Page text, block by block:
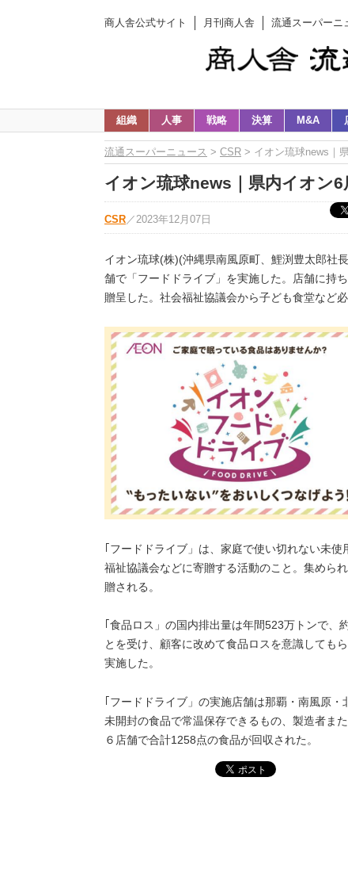
商人舎公式サイト 月刊商人舎 流通スーパーニ
組織 人事 戦略 決算 M&A
流通スーパーニュース > CSR > イオン琉球news｜
イオン琉球news｜県内イオン
CSR ／ 2023年12月07日
イオン琉球(株)(沖縄県南風原町、鯉渕豊太郎社
舗で「フードドライブ」を実施した。店舗に持
贈呈した。社会福祉協議会から子ども食堂など
｢フードドライブ」は、家庭で使い切れない未
福祉協議会などに寄贈する活動のこと。集めら
贈される。
｢食品ロス」の国内排出量は年間523万トンで
とを受け、顧客に改めて食品ロスを意識しても
実施した。
｢フードドライブ」の実施店舗は那覇・南風原
未開封の食品で常温保存できるもの、製造者ま
６店舗で合計1258点の食品が回収された。